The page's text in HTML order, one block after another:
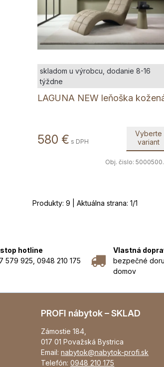
LAGUNA NEW leňoška
skladom u výrobcu, dodanie 8-16
týždne
580 € s DPH
Vyberte
variant
Obj. čislo:5000500071
Produkty: 9 | Aktuálna strana: 1/1
hotline
579 925, 0948 210 175
Vlastná
bezpečné
domov
PROFI nábytok – SKLAD
Zámostie 184,
017 01 Považská Bystrica
Email:nabytok@nabytok-profi.sk
Telefón:0948 210 175